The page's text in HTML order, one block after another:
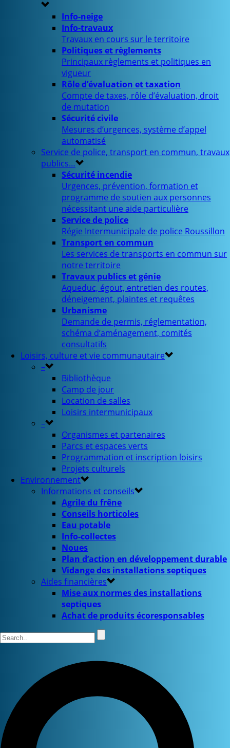
Info-neige
Info-travaux
Travaux en cours sur le territoire
Politiques et règlements
Principaux règlements et politiques en
vigueur
Rôle d’évaluation et taxation
Compte de taxes, rôle d’évaluation, droit
de mutation
Sécurité civile
Mesures d’urgences, système d’appel
automatisé
Service de police, transport en commun, travaux
publics…
Sécurité incendie
Urgences, prévention, formation et
programme de soutien aux personnes
nécessitant une aide particulière
Service de police
Régie Intermunicipale de police Roussillon
Transport en commun
Les services de transports en commun sur
notre territoire
Travaux publics et génie
Aqueduc, égout, entretien des routes,
déneigement, plaintes et requêtes
Urbanisme
Demande de permis, réglementation,
schéma d’aménagement, comités
consultatifs
Loisirs, culture et vie communautaire
–
Bibliothèque
Camp de jour
Location de salles
Loisirs intermunicipaux
–
Organismes et partenaires
Parcs et espaces verts
Programmation et inscription loisirs
Projets culturels
Environnement
Informations et conseils
Agrile du frêne
Conseils horticoles
Eau potable
Info-collectes
Noues
Plan d’action en développement durable
Vidange des installations septiques
Aides financières
Mise aux normes des installations
septiques
Achat de produits écoresponsables